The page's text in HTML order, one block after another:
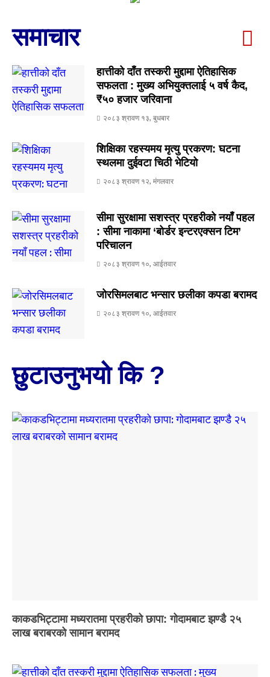
समाचार
हात्तीको दाँत तस्करी मुद्दामा ऐतिहासिक
सफलता : मुख्य अभियुक्तलाई ५ वर्ष कैद,
₹५० हजार जरिवाना
२०८३ श्रावण १३, बुधबार
शिक्षिका रहस्यमय मृत्यु प्रकरण: घटना
स्थलमा दुईवटा चिठी भेटियो
२०८३ श्रावण १२, मंगलवार
सीमा सुरक्षामा सशस्त्र प्रहरीको नयाँ पहल
: सीमा नाकामा ‘बोर्डर इन्टरएक्सन टिम’
परिचालन
२०८३ श्रावण १०, आईतवार
जोरसिमलबाट भन्सार छलीका कपडा बरामद
२०८३ श्रावण १०, आईतवार
छुटाउनुभयो कि ?
काकडभिट्टामा मध्यरातमा प्रहरीको छापा: गोदामबाट झण्डै २५
लाख बराबरको सामान बरामद